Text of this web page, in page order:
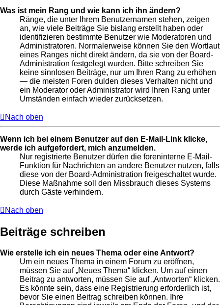
Was ist mein Rang und wie kann ich ihn ändern?
Ränge, die unter Ihrem Benutzernamen stehen, zeigen
an, wie viele Beiträge Sie bislang erstellt haben oder
identifizieren bestimmte Benutzer wie Moderatoren und
Administratoren. Normalerweise können Sie den Wortlaut
eines Ranges nicht direkt ändern, da sie von der Board-
Administration festgelegt wurden. Bitte schreiben Sie
keine sinnlosen Beiträge, nur um Ihren Rang zu erhöhen
— die meisten Foren dulden dieses Verhalten nicht und
ein Moderator oder Administrator wird Ihren Rang unter
Umständen einfach wieder zurücksetzen.
Nach oben
Wenn ich bei einem Benutzer auf den E-Mail-Link klicke,
werde ich aufgefordert, mich anzumelden.
Nur registrierte Benutzer dürfen die foreninterne E-Mail-
Funktion für Nachrichten an andere Benutzer nutzen, falls
diese von der Board-Administration freigeschaltet wurde.
Diese Maßnahme soll den Missbrauch dieses Systems
durch Gäste verhindern.
Nach oben
Beiträge schreiben
Wie erstelle ich ein neues Thema oder eine Antwort?
Um ein neues Thema in einem Forum zu eröffnen,
müssen Sie auf „Neues Thema“ klicken. Um auf einen
Beitrag zu antworten, müssen Sie auf „Antworten“ klicken.
Es könnte sein, dass eine Registrierung erforderlich ist,
bevor Sie einen Beitrag schreiben können. Ihre